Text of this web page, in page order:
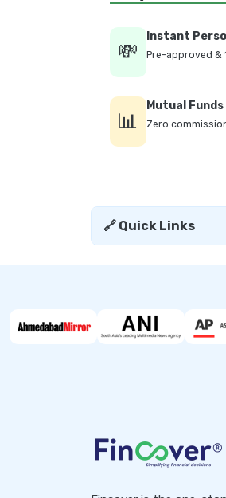
💸
Instant
Pre-approved &
📊
Mutual
Zero
🔗 Quick Links